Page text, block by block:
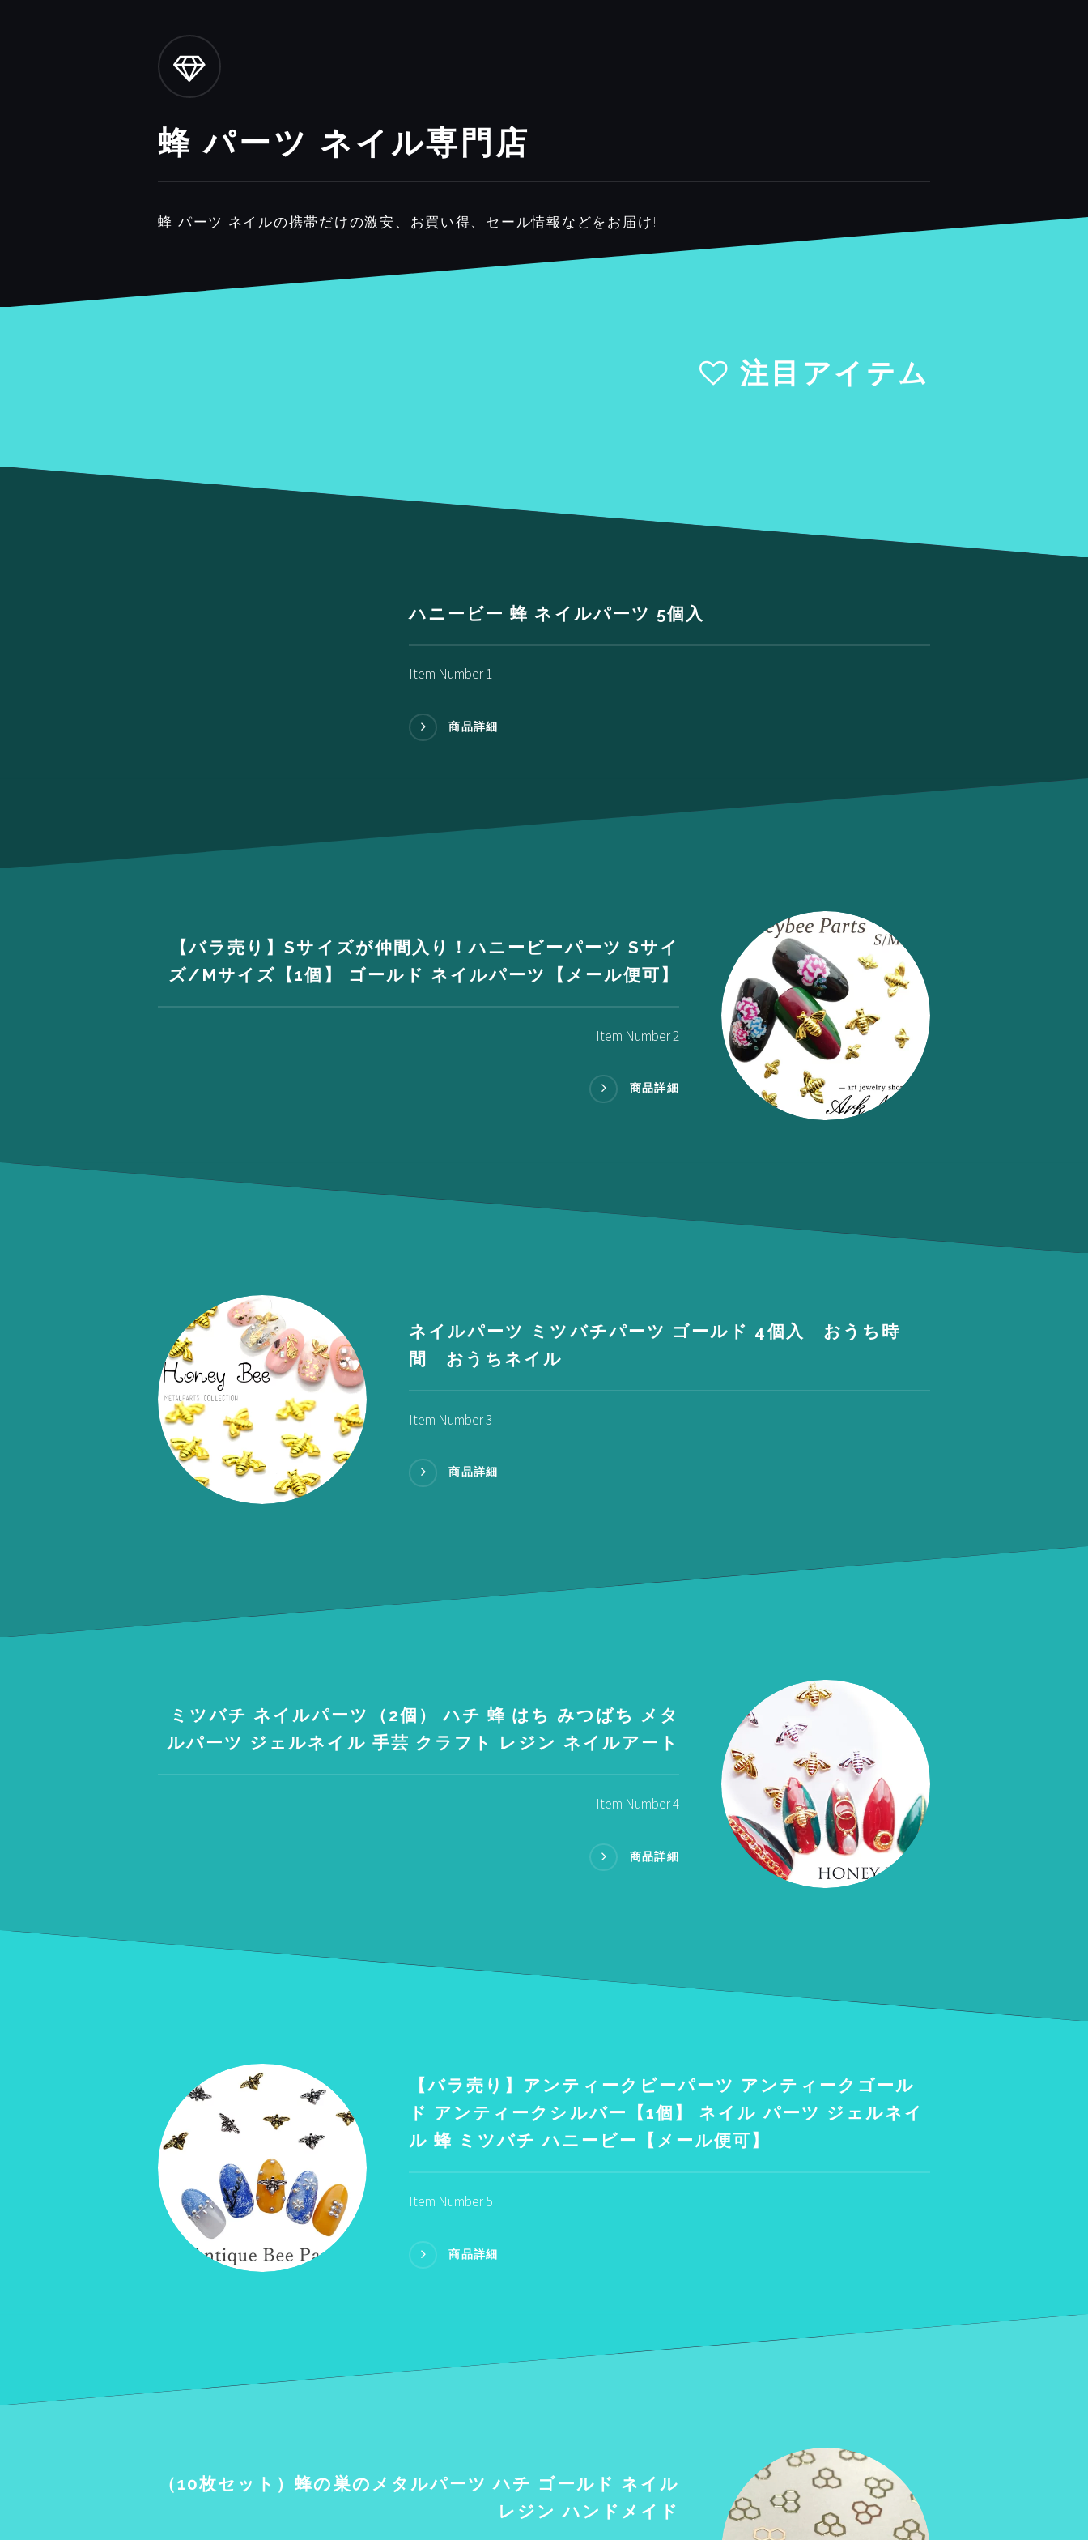
蜂 パーツ ネイル専門店
蜂 パーツ ネイルの携帯だけの激安、お買い得、セール情報などをお届け!
注目アイテム
ハニービー 蜂 ネイルパーツ 5個入
Item Number 1
商品詳細
【バラ売り】Sサイズが仲間入り！ハニービーパーツ Sサイ
ズ/Mサイズ【1個】 ゴールド ネイルパーツ【メール便可】
Item Number 2
商品詳細
ネイルパーツ ミツバチパーツ ゴールド 4個入 おうち時
間 おうちネイル
Item Number 3
商品詳細
ミツバチ ネイルパーツ（2個） ハチ 蜂 はち みつばち メタ
ルパーツ ジェルネイル 手芸 クラフト レジン ネイルアート
Item Number 4
商品詳細
【バラ売り】アンティークビーパーツ アンティークゴール
ド アンティークシルバー【1個】 ネイル パーツ ジェルネイ
ル 蜂 ミツバチ ハニービー【メール便可】
Item Number 5
商品詳細
（10枚セット）蜂の巣のメタルパーツ ハチ ゴールド ネイル
レジン ハンドメイド